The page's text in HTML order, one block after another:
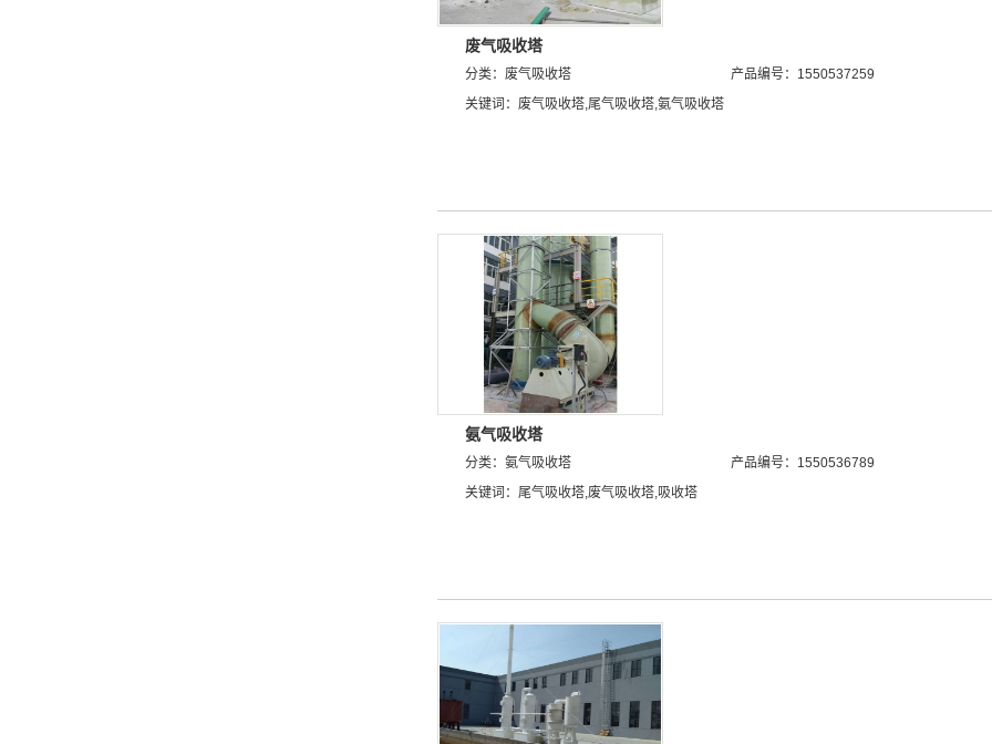
废气吸收塔
分类： 废气吸收塔 产品编号：1550537259
关键词： 废气吸收塔,尾气吸收塔,氨气吸收塔
氨气吸收塔
分类： 氨气吸收塔 产品编号：1550536789
关键词： 尾气吸收塔,废气吸收塔,吸收塔